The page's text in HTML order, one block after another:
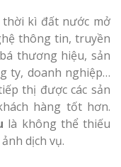
kì đất nước mở
thông tin, truyền
thương hiệu, sản
ty, doanh nghiệp…
thị được các sản
hàng tốt hơn.
là không thể thiếu
dịch vụ.
Thi công
cáo Thuận
Dương